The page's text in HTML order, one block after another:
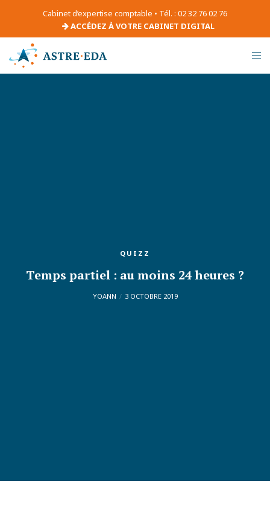
Cabinet d’expertise comptable • Tél. : 02 32 76 02 76
ACCÉDEZ À VOTRE CABINET DIGITAL
QUIZZ
Temps partiel : au moins 24 heures ?
YOANN 3 OCTOBRE 2019